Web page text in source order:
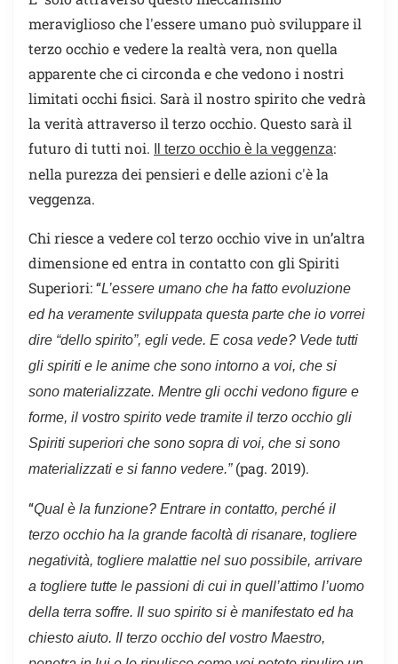
meraviglioso che l'essere umano può sviluppare il
terzo occhio e vedere la realtà vera, non quella
apparente che ci circonda e che vedono i nostri
limitati occhi fisici. Sarà il nostro spirito che vedrà
la verità attraverso il terzo occhio. Questo sarà il
futuro di tutti noi.
Il terzo occhio è la veggenza:
nella purezza dei pensieri e delle azioni c'è la
veggenza.
Chi riesce a vedere col terzo occhio vive in un’altra
dimensione ed entra in contatto con gli Spiriti
Superiori: “L’essere umano che ha fatto evoluzione
ed ha veramente sviluppata questa parte che io vorrei
dire “dello spirito”, egli vede. E cosa vede? Vede tutti
gli spiriti e le anime che sono intorno a voi, che si
sono materializzate. Mentre gli occhi vedono figure e
forme, il vostro spirito vede tramite il terzo occhio gli
Spiriti superiori che sono sopra di voi, che si sono
materializzati e si fanno vedere.” (pag. 2019).
“Qual è la funzione? Entrare in contatto, perché il
terzo occhio ha la grande facoltà di risanare, togliere
negatività, togliere malattie nel suo possibile, arrivare
a togliere tutte le passioni di cui in quell’attimo l’uomo
della terra soffre. Il suo spirito si è manifestato ed ha
chiesto aiuto. Il terzo occhio del vostro Maestro,